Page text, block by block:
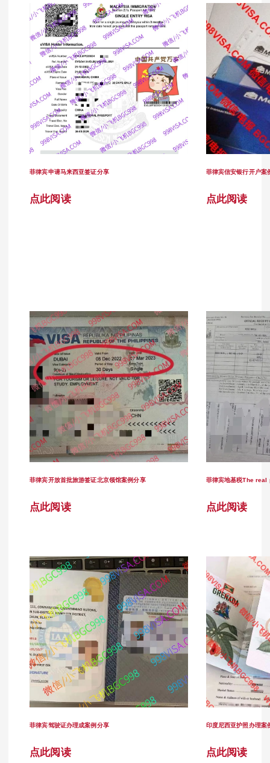
菲律宾申请马来西亚签证分享
点此阅读
菲律宾信安银行开户案
点此阅读
菲律宾开放首批旅游签证北京领馆案例分享
点此阅读
菲律宾地基税The
点此阅读
菲律宾驾驶证办理成案例分享
点此阅读
印度尼西亚护照办理案
点此阅读